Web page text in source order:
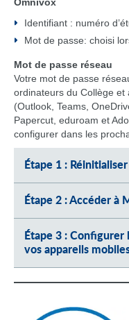
Identifiant : numéro
Mot de passe: choisi
Mot de passe réseau
Votre mot de passe
ordinateurs du Collège et
(Outlook, Teams,
Papercut, eduroam et
configurer dans les
Étape 1 :
Étape 2 : Accéder à
Étape 3 : Configurer
vos appareils